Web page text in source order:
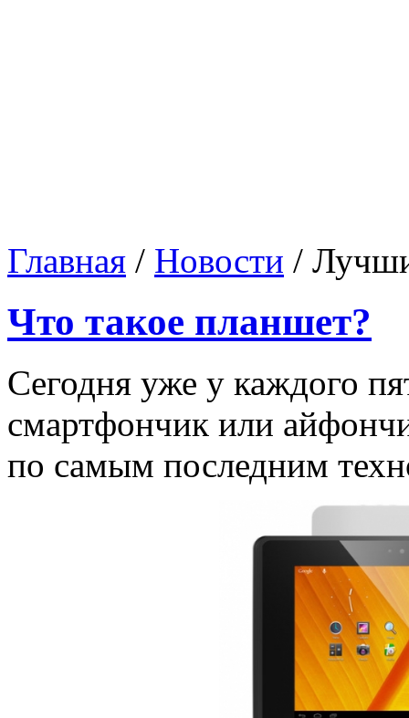
Главная / Новости /
Что такое планшет?
Сегодня уже у каждого
смартфончик или
по самым последним